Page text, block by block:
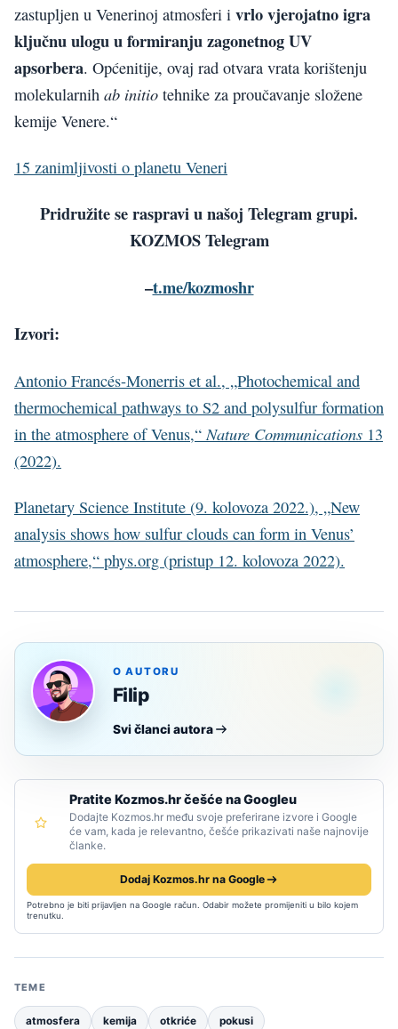
zastupljen u Venerinoj atmosferi i vrlo vjerojatno igra
ključnu ulogu u formiranju zagonetnog UV
apsorbera. Općenitije, ovaj rad otvara vrata korištenju
molekularnih ab initio tehnike za proučavanje složene
kemije Venere.“
15 zanimljivosti o planetu Veneri
Pridružite se raspravi u našoj Telegram grupi.
KOZMOS Telegram
–t.me/kozmoshr
Izvori:
Antonio Francés-Monerris et al., „Photochemical and
thermochemical pathways to S2 and polysulfur formation
in the atmosphere of Venus,“ Nature Communications 13
(2022).
Planetary Science Institute (9. kolovoza 2022.), „New
analysis shows how sulfur clouds can form in Venus’
atmosphere,“ phys.org (pristup 12. kolovoza 2022).
O AUTORU
Filip
Svi članci autora
Pratite Kozmos.hr češće na Googleu
Dodajte Kozmos.hr među svoje preferirane izvore i Google
će vam, kada je relevantno, češće prikazivati naše najnovije
članke.
Dodaj Kozmos.hr na Google
Potrebno je biti prijavljen na Google račun. Odabir možete promijeniti u bilo kojem
trenutku.
TEME
atmosfera kemija otkriće pokusi